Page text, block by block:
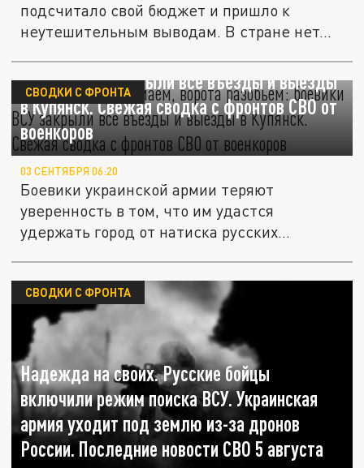
подсчитало свой бюджет и пришло к
неутешительным выводам. В стране нет...
"Мы задвижку сломаем, ворота разобьём":
боевики ВСУ закрыли все въезды и выезды
в Купянск. Свежая сводка с фронтов СВО от
военкоров
СВОДКИ С ФРОНТА
03 СЕНТЯБРЯ 06:20
Боевики украинской армии теряют
уверенность в том, что им удастся
удержать город от натиска русских
Надежда на своих. Русские бойцы
включили режим поиска ВСУ. Украинская
армия уходит под землю из-за дронов
России. Последние новости СВО 5 августа
СВОДКИ С ФРОНТА